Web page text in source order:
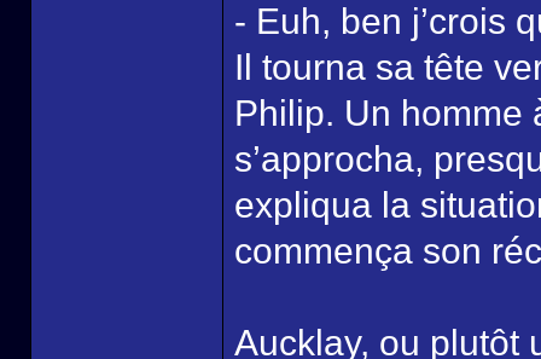
- Euh, ben j’crois
Il tourna sa tête
Philip. Un homme
s’approcha,
expliqua la
commença son
Aucklay, ou plutôt